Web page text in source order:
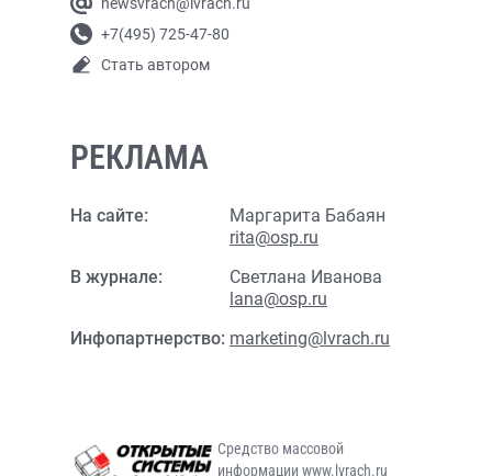
newsvrach@lvrach.ru
+7(495) 725-47-80
Стать автором
РЕКЛАМА
На сайте:
Маргарита Бабаян
rita@osp.ru
В журнале:
Светлана Иванова
lana@osp.ru
Инфопартнерство: marketing@lvrach.ru
Средство массовой
информации www.lvrach.ru